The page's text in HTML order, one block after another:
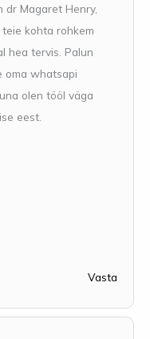
dr Magaret Henry,
kohta rohkem
hea tervis. Palun
oma whatsapi
olen tööl väga
eest.
Vasta